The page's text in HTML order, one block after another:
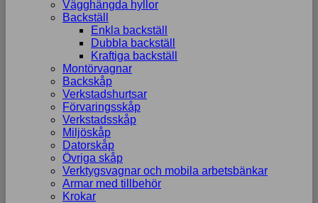
Vägghängda hyllor
Backställ
Enkla backställ
Dubbla backställ
Kraftiga backställ
Montörvagnar
Backskåp
Verkstadshurtsar
Förvaringsskåp
Verkstadsskåp
Miljöskåp
Datorskåp
Övriga skåp
Verktygsvagnar och mobila arbetsbänkar
Armar med tillbehör
Krokar